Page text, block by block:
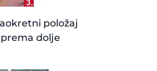
položaj
dolje